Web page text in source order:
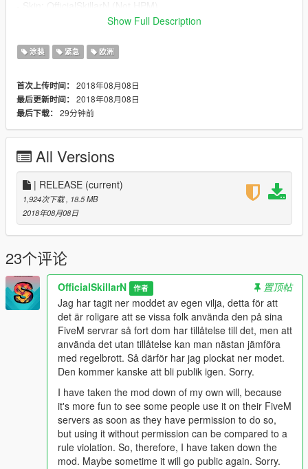
---------------------------------------------------------------------------
!!!!USE ORIGINAL MODEL/ELS FILES!!!
Show Full Description
涂装 紧急 欧洲
首次上传时间： 2018年08月08日
最后更新时间： 2018年08月08日
最后下载： 29分钟前
All Versions
| RELEASE (current)
1,924次下载, 18.5 MB
2018年08月08日
23个评论
OfficialSkillarN 作者
置顶帖
Jag har tagit ner moddet av egen vilja, detta för att
det är roligare att se vissa folk använda den på sina
FiveM servrar så fort dom har tillåtelse till det, men att
använda det utan tillåtelse kan man nästan jämföra
med regelbrott. Så därför har jag plockat ner modet.
Den kommer kanske att bli publik igen. Sorry.
I have taken the mod down of my own will, because
it's more fun to see some people use it on their FiveM
servers as soon as they have permission to do so,
but using it without permission can be compared to a
rule violation. So, therefore, I have taken down the
mod. Maybe sometime it will go public again. Sorry.